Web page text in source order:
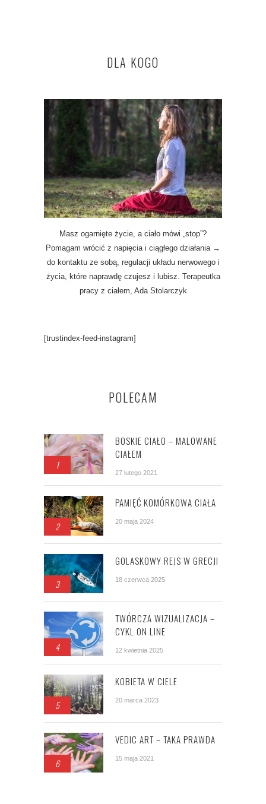
DLA KOGO
Masz ogarnięte życie, a ciało mówi „stop”?
Pomagam wrócić z napięcia i ciągłego działania →
do kontaktu ze sobą, regulacji układu nerwowego i
życia, które naprawdę czujesz i lubisz. Terapeutka
pracy z ciałem, Ada Stolarczyk
[trustindex-feed-instagram]
POLECAM
1
BOSKIE CIAŁO – MALOWANE
CIAŁEM
27 lutego 2021
2
PAMIĘĆ KOMÓRKOWA CIAŁA
20 maja 2024
3
GOLASKOWY REJS W GRECJI
18 czerwca 2025
4
TWÓRCZA WIZUALIZACJA –
CYKL ON LINE
12 kwietnia 2025
5
KOBIETA W CIELE
20 marca 2023
6
VEDIC ART – TAKA PRAWDA
15 maja 2021